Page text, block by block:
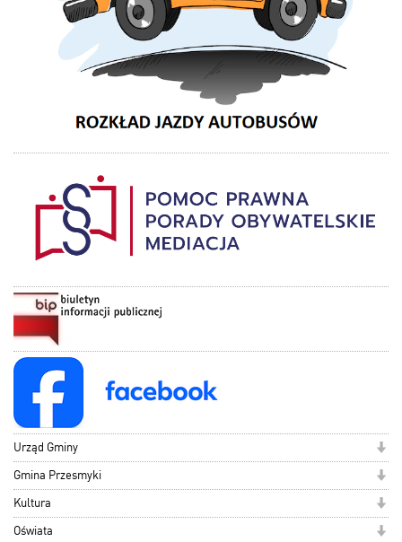
Urząd Gminy
Gmina Przesmyki
Kultura
Oświata